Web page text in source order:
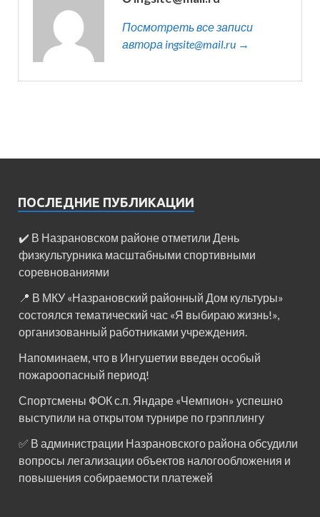
Посмотреть все записи
автора ingsite@mail.ru →
ПОСЛЕДНИЕ ПУБЛИКАЦИИ
✔️ В Назрановском районе отметили День
физкультурника масштабными спортивными
соревнованиями
📍 В МКУ «Назрановский районный Дом культуры»
состоялся тематический час «Я выбираю жизнь!»,
организованный работниками учреждения.
Напоминаем, что в Ингушетии введен особый
пожароопасный период!⁣⁣⠀
Спортсмены ФОК с.п. Яндаре «Чемпион» успешно
выступили на открытом турнире по грэпплингу
✅ В администрации Назрановского района обсудили
вопросы легализации объектов налогообложения и
повышения собираемости платежей